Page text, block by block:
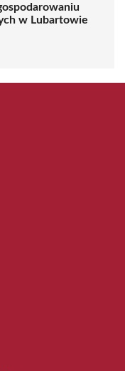
w Lubartowie